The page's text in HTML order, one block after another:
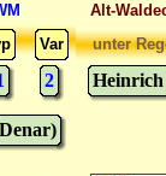
Alt-
Var
2
unter